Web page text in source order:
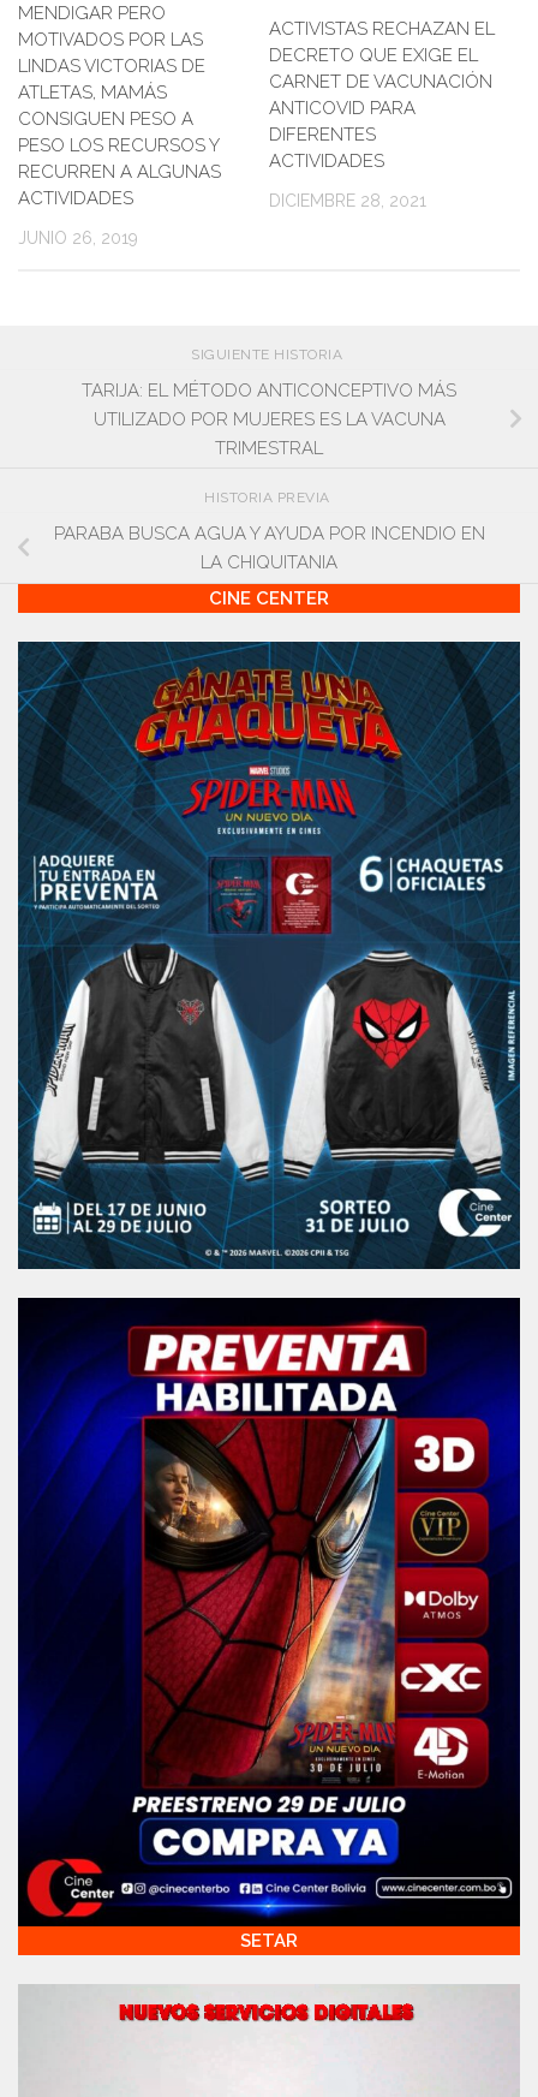
MENDIGAR PERO
MOTIVADOS POR LAS
LINDAS VICTORIAS DE
ATLETAS, MAMÁS
CONSIGUEN PESO A
PESO LOS RECURSOS Y
RECURREN A ALGUNAS
ACTIVIDADES
JUNIO 26, 2019
ACTIVISTAS RECHAZAN EL
DECRETO QUE EXIGE EL
CARNET DE VACUNACIÓN
ANTICOVID PARA
DIFERENTES
ACTIVIDADES
DICIEMBRE 28, 2021
SIGUIENTE HISTORIA
TARIJA: EL MÉTODO ANTICONCEPTIVO MÁS
UTILIZADO POR MUJERES ES LA VACUNA
TRIMESTRAL
HISTORIA PREVIA
PARABA BUSCA AGUA Y AYUDA POR INCENDIO EN
LA CHIQUITANIA
CINE CENTER
SETAR